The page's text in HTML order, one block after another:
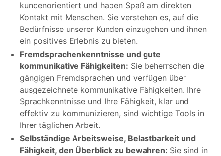
kundenorientiert und haben Spaß am direkten
Kontakt mit Menschen. Sie verstehen es, auf die
Bedürfnisse unserer Kunden einzugehen und ihnen
ein positives Erlebnis zu bieten.
Fremdsprachenkenntnisse und gute
kommunikative Fähigkeiten: Sie beherrschen die
gängigen Fremdsprachen und verfügen über
ausgezeichnete kommunikative Fähigkeiten. Ihre
Sprachkenntnisse und Ihre Fähigkeit, klar und
effektiv zu kommunizieren, sind wichtige Tools in
Ihrer täglichen Arbeit.
Selbständige Arbeitsweise, Belastbarkeit und
Fähigkeit, den Überblick zu bewahren: Sie sind in